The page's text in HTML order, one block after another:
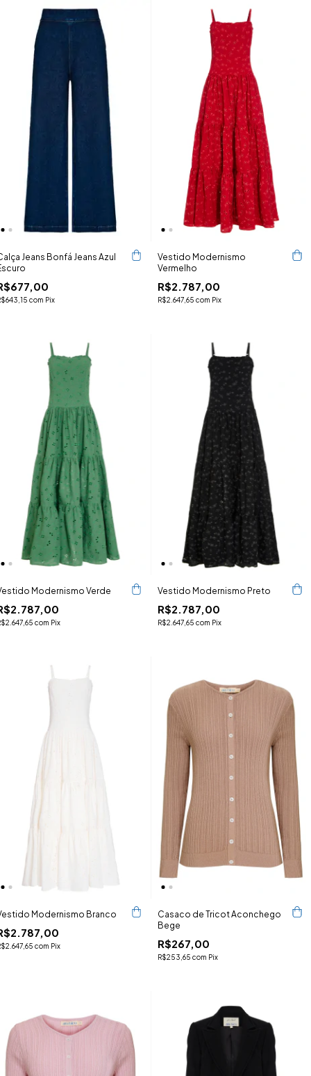
Jeans Bonfá Jeans Azul
com Pix
Vestido Modernismo
Vermelho
R$2.787,00
R$2.647,65 com Pix
Modernismo Verde
com Pix
Vestido Modernismo Preto
R$2.787,00
R$2.647,65 com Pix
Modernismo Branco
com Pix
Casaco de Tricot Aconchego
Bege
R$267,00
R$253,65 com Pix